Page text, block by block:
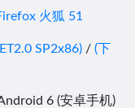
火狐 51
SP2x86) / (下
6 (安卓手机)